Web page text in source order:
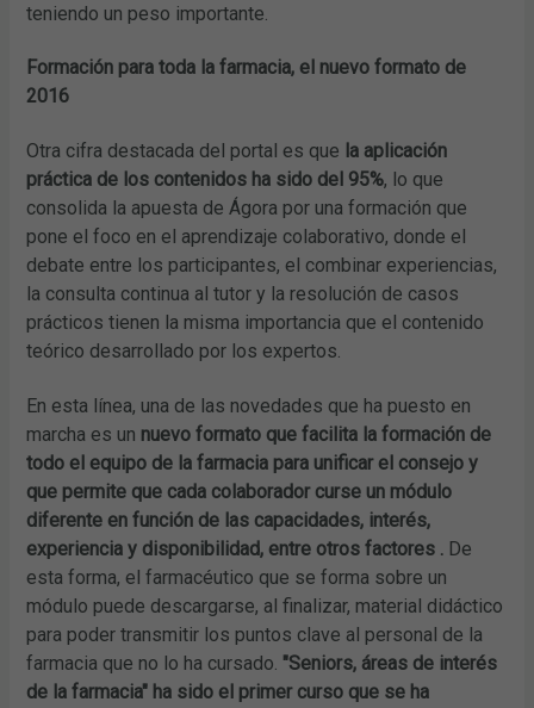
teniendo un peso importante.
Formación para toda la farmacia, el nuevo formato de
2016
Otra cifra destacada del portal es que la aplicación
práctica de los contenidos ha sido del 95%, lo que
consolida la apuesta de Ágora por una formación que
pone el foco en el aprendizaje colaborativo, donde el
debate entre los participantes, el combinar experiencias,
la consulta continua al tutor y la resolución de casos
prácticos tienen la misma importancia que el contenido
teórico desarrollado por los expertos.
En esta línea, una de las novedades que ha puesto en
marcha es un nuevo formato que facilita la formación de
todo el equipo de la farmacia para unificar el consejo y
que permite que cada colaborador curse un módulo
diferente en función de las capacidades, interés,
experiencia y disponibilidad, entre otros factores . De
esta forma, el farmacéutico que se forma sobre un
módulo puede descargarse, al finalizar, material didáctico
para poder transmitir los puntos clave al personal de la
farmacia que no lo ha cursado. "Seniors, áreas de interés
de la farmacia" ha sido el primer curso que se ha